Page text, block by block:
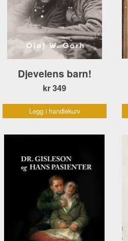
Djevelens barn!
kr 349
Legg i handlekurv